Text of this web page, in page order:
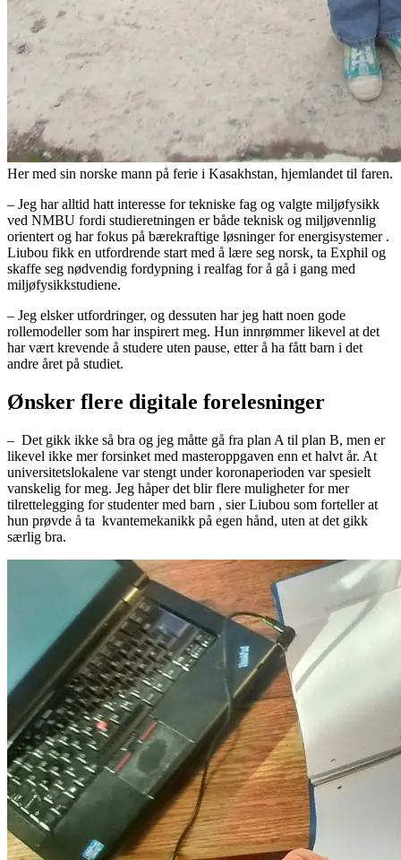
Her med sin norske mann på ferie i Kasakhstan, hjemlandet til faren.
– Jeg har alltid hatt interesse for tekniske fag og valgte miljøfysikk
ved NMBU fordi studieretningen er både teknisk og miljøvennlig
orientert og har fokus på bærekraftige løsninger for energisystemer .
Liubou fikk en utfordrende start med å lære seg norsk, ta Exphil og
skaffe seg nødvendig fordypning i realfag for å gå i gang med
miljøfysikkstudiene.
– Jeg elsker utfordringer, og dessuten har jeg hatt noen gode
rollemodeller som har inspirert meg. Hun innrømmer likevel at det
har vært krevende å studere uten pause, etter å ha fått barn i det
andre året på studiet.
Ønsker flere digitale forelesninger
– Det gikk ikke så bra og jeg måtte gå fra plan A til plan B, men er
likevel ikke mer forsinket med masteroppgaven enn et halvt år. At
universitetslokalene var stengt under koronaperioden var spesielt
vanskelig for meg. Jeg håper det blir flere muligheter for mer
tilrettelegging for studenter med barn , sier Liubou som forteller at
hun prøvde å ta kvantemekanikk på egen hånd, uten at det gikk
særlig bra.